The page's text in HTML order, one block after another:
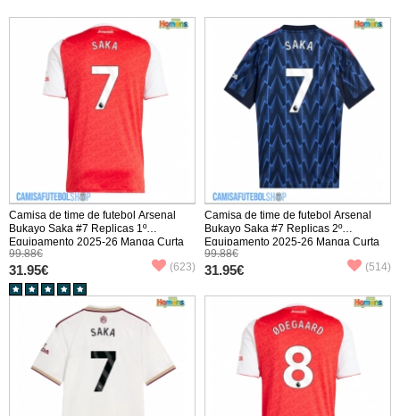
Camisa de time de futebol Arsenal
Bukayo Saka #7 Replicas 1º
Equipamento 2025-26 Manga Curta
99.88€
31.95€ (623)
Camisa de time de futebol Arsenal
Bukayo Saka #7 Replicas 2º
Equipamento 2025-26 Manga Curta
99.88€
31.95€ (514)